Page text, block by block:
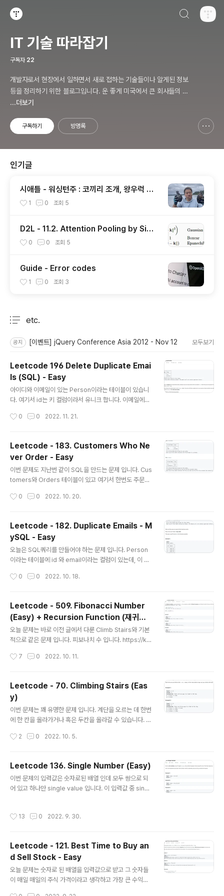
IT 기술 따라잡기
구독자 22
개발자로서 현장에서 일하면서 새로 접하는 기술들이나 알게된 정보
등을 정리하기 위한 블로그입니다. 운 좋게 미국에서 큰 회사들의 프
로젝트에서 컬설턴트로 일하고 있어서 새로운 기술들을 접할 기회가
분들과 정보를 공유하고 싶습니다.
...더보기
구독하기 방명록
인기글
시애틀 - 워싱턴주 : 코끼리 조개, 왕우럭 조
개, 굴, 홍합이 널려 있는 집 근처 해변.
1 0 조회 5
D2L - 11.2. Attention Pooling by Simil
arity
0 0 조회 5
Guide - Error codes
1 0 조회 3
etc.
공지 [이벤트] jQuery Conference Asia 2012 - Nov 12 모두보기
Leetcode 196 Delete Duplicate Emai
ls (SQL) - Easy
아이디와 이메일이 있는 Person이라는 테이블이 있습니
다. 여기서 id는 키 컬럼이라서 유니크 합니다. 이메일에는
경우 하나만 남기고 나머지를 지워서 유니크하게 만드는
만 이 하나인 테이블을 조인 할 수 있습니다. 우선 이 조인
을 사용해서 이메일이 중복된 걸 찾아 보겠습니다. SELEC
T p1.* FROM Person p1, Person p2 WHERE p1.E
mail = p2.Email ; 이렇게 하면 중복된 이메일 리스트를
더 큰 것을 골라 보겠습니다. SELECT p1.*..
0 0 2022. 11. 21.
Leetcode - 183. Customers Who Ne
ver Order - Easy
이번 문제도 지난번 같이 SQL을 만드는 문제 입니다. Cus
tomers와 Orders 테이블이 있고 여기서 한번도 주문을
면 Henry와 Max가 한번도 주문을 하지 않았습니다. 이런
mers.name as 'Customers' from customers wh
ere customers.id not in ( select customerid fro
m orders ); Where 문 에서 not in 을 사용하면 됩니다.
이밖에 LEFT JOIN 을 사용해서 아래와 같이 할 수 있습니
0 0 2022. 10. 20.
Leetcode - 182. Duplicate Emails - M
ySQL - Easy
오늘은 SQL쿼리를 만들어야 하는 문제 입니다. Person
이라는 테이블에 id 와 email이라는 컬럼이 있는데, 이 중
생각하면 Group By와 Having을 사용해서 만들면 됩니
il count가 1을 넘는 Email을 표시하는 겁니다. 두 번째 방
법으로는 Email과 Email count를 select 한 다음에 이
중에서 email count가 1 보다 큰 것만 표시하도록 하는
방법이 있습니다. select Email from ( select Email, c
0 0 2022. 10. 18.
Leetcode - 509. Fibonacci Number
(Easy) + Recursion Function (재귀함
수)
오늘 문제는 바로 이전 글에서 다룬 Climb Stairs와 기본
적으로 같은 문제 입니다. 피보나치 수 입니다. https://ko.
과, 우리 모두의 백과사전 위키백과, 우리 모두의 백과사전.
며 그 뒤의 모든 항은 바로 앞 두 항의 합인 수열이다. ko.w
ikipedia.org 자바로 이것을 구현 하는 방법은 여러가지
가 있습니다. 이전 글에서도 몇가지 살펴 보았고 이번 글에
서도 몇가지 예를 배울 계획입니다. 이전 글 https://coro
7 0 2022. 10. 11.
Leetcode - 70. Climbing Stairs (Eas
y)
이번 문제는 꽤 유명한 문제 입니다. 계단을 오르는 데 한번
에 한 칸을 올라가거나 혹은 두칸을 올라갈 수 있습니다. 계
방법은 몇가지가 있을 지 계산해야 합니다. 패턴을 한번 보
방법이 있습니다. 3. 계단이 3개면 방법은 3가지 입니다. 1
번 방법과 2번 방법을 더하면 됩니다. 일단 한칸 올라온 다
음에 남은 방법은 나머지가 두칸이니까 2번에서 구한 2가
이 됩니다. 4. 그러면 4 칸 일 때는 3번과 ..
2 0 2022. 10. 5.
Leetcode 136. Single Number (Easy)
이번 문제의 입력값은 숫자로된 배열 인데 모두 쌍으로 되
어 있고 하나만 single value 입니다. 이 입력값 중 singl
ArrayList()의 contains() 메소드도 이용하겠습니다. 빈
값을 비교해서 contain 하고 있다면 이것은 쌍이니까 이
ArrayList에 있는 값을 remove 합니다. Contain 하고
있지 않다면 아직 쌍이 아닐 확률이 있으니까 이 array list
에 add 합니다. For 문을 모두 돌고 나면..
13 0 2022. 9. 30.
Leetcode - 121. Best Time to Buy an
d Sell Stock - Easy
오늘 문제는 숫자로 된 배열을 입력값으로 받고 그 숫자들
이 매일 매일의 주식 가격이라고 생각하고 가장 큰 수익을